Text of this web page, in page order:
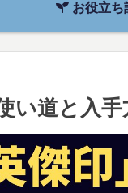
お役立ち
い道と入